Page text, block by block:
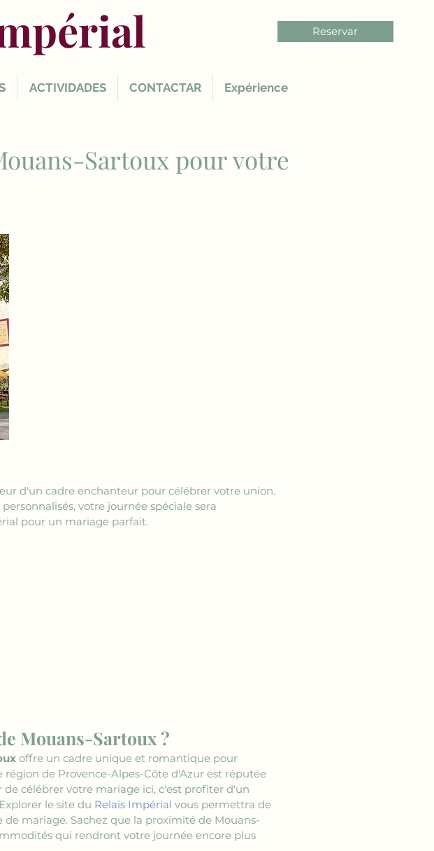
Reservar
ACTIVIDADES CONTACTAR Expérience
Sartoux pour votre
d'un cadre enchanteur pour célébrer votre union.
votre journée spéciale sera
pour un mariage parfait.
Mouans-Sartoux ?
offre un cadre unique et romantique pour
de Provence-Alpes-Côte d'Azur est réputée
célébrer votre mariage ici, c'est profiter d'un
le site du Relais Impérial vous permettra de
mariage. Sachez que la proximité de Mouans-
qui rendront votre journée encore plus